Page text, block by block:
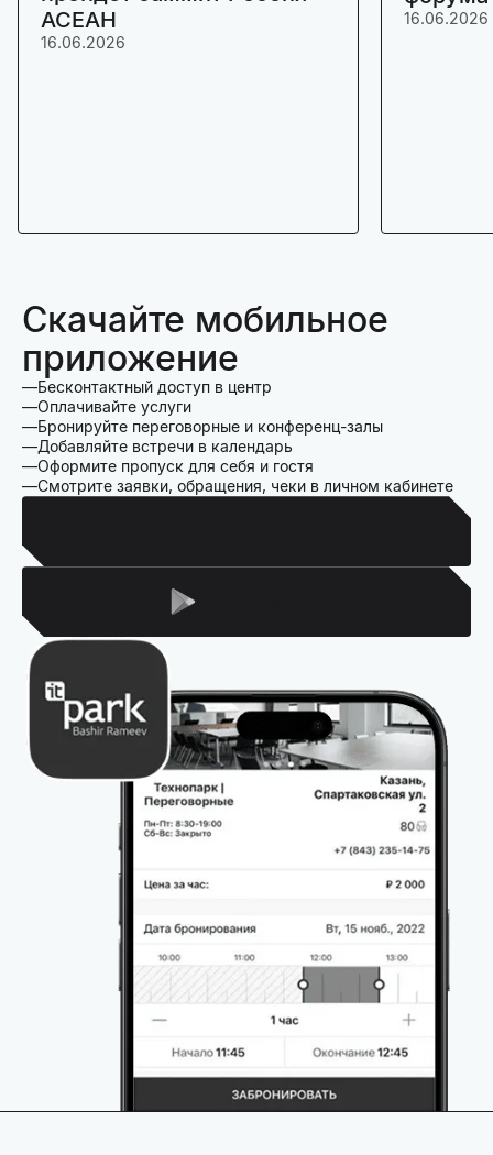
АСЕАН
16.06.2026
16.06.2026
Скачайте мобильное
приложение
Бесконтактный доступ в центр
Оплачивайте услуги
Бронируйте переговорные и конференц-залы
Добавляйте встречи в календарь
Оформите пропуск для себя и гостя
Смотрите заявки, обращения, чеки в личном кабинете